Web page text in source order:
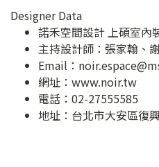
Designer Data
諾禾空間設計 上碩室內
主持設計師：張家翰、
Email：
網址： www.noir.tw
電話：02-27555585
地址： 台北市大安區復